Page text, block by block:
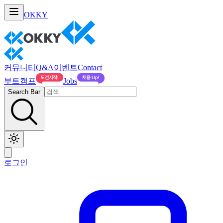
OKKY
커뮤니티 Q&A이벤트Contact
부트캠프
Jobs
Search Bar
로그인